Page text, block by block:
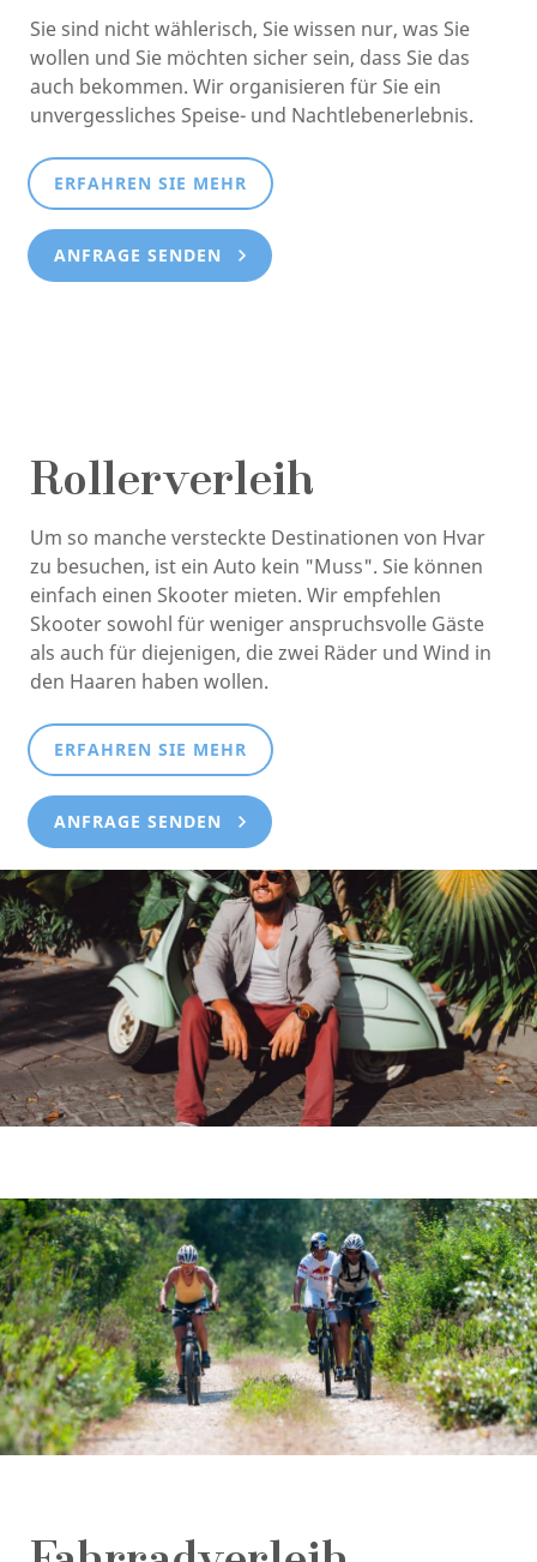
Sie sind nicht wählerisch, Sie wissen nur, was Sie
wollen und Sie möchten sicher sein, dass Sie das
auch bekommen. Wir organisieren für Sie ein
unvergessliches Speise- und Nachtlebenerlebnis.
ERFAHREN SIE MEHR
ANFRAGE SENDEN
Rollerverleih
Um so manche versteckte Destinationen von Hvar
zu besuchen, ist ein Auto kein "Muss". Sie können
einfach einen Skooter mieten. Wir empfehlen
Skooter sowohl für weniger anspruchsvolle Gäste
als auch für diejenigen, die zwei Räder und Wind in
den Haaren haben wollen.
ERFAHREN SIE MEHR
ANFRAGE SENDEN